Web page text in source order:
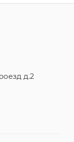
д.2